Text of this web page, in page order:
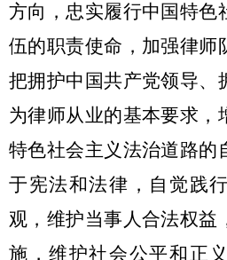
方向，忠实履行中国特色
伍的职责使命，加强律师
把拥护中国共产党领导、
为律师从业的基本要求，
特色社会主义法治道路的
于宪法和法律，自觉践
观，维护当事人合法权益
施，维护社会公平和正